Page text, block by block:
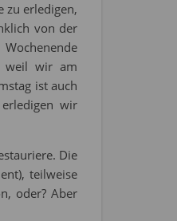
zu erledigen,
von der
weil wir am
ist auch
wir
Die
teilweise
oder? Aber